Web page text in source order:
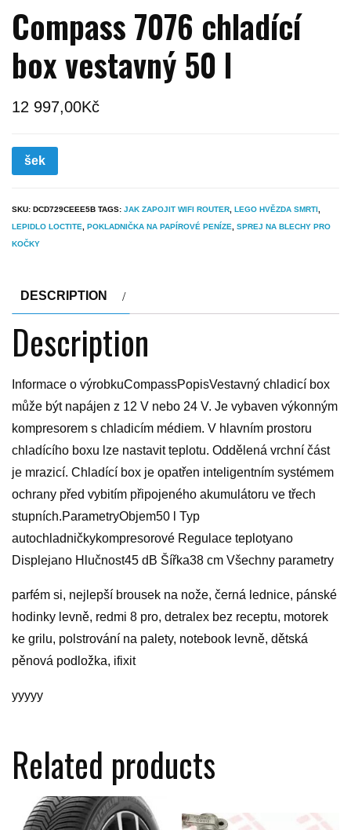
Compass 7076 chladící
box vestavný 50 l
12 997,00Kč
šek
SKU: DCD729CEEE5B TAGS: JAK ZAPOJIT WIFI ROUTER LEGO HVĚZDA SMRTI
LEPIDLO LOCTITE
POKLADNIČKA NA PAPÍROVÉ PENÍZE
SPREJ NA BLECHY PRO
KOČKY
DESCRIPTION
Description
Informace o výrobkuCompassPopisVestavný chladicí box
může být napájen z 12 V nebo 24 V. Je vybaven výkonným
kompresorem s chladicím médiem. V hlavním prostoru
chladícího boxu lze nastavit teplotu. Oddělená vrchní část
je mrazicí. Chladící box je opatřen inteligentním systémem
ochrany před vybitím připojeného akumulátoru ve třech
stupních.ParametryObjem50 l Typ
autochladničkykompresorové Regulace teplotyano
Displejano Hlučnost45 dB Šířka38 cm Všechny parametry
parfém si, nejlepší brousek na nože, černá lednice, pánské
hodinky levně, redmi 8 pro, detralex bez receptu, motorek
ke grilu, polstrování na palety, notebook levně, dětská
pěnová podložka, ifixit
yyyyy
Related products